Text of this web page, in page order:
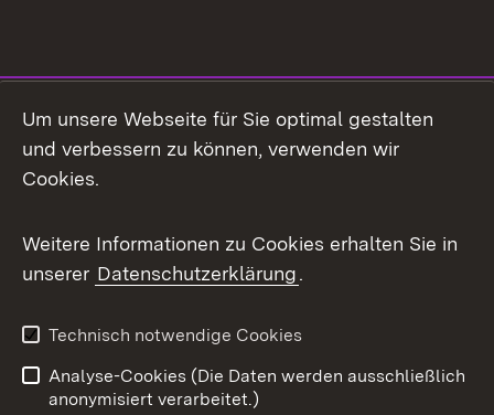
Facebook
X / Twitter
Youtube
Impressum
Kontakt
Um unsere Webseite für Sie optimal gestalten
und verbessern zu können, verwenden wir
Cookies.
Weitere Informationen zu Cookies erhalten Sie in
unserer Datenschutzerklärung.
Technisch notwendige Cookies
Analyse-Cookies (Die Daten werden ausschließlich
anonymisiert verarbeitet.)